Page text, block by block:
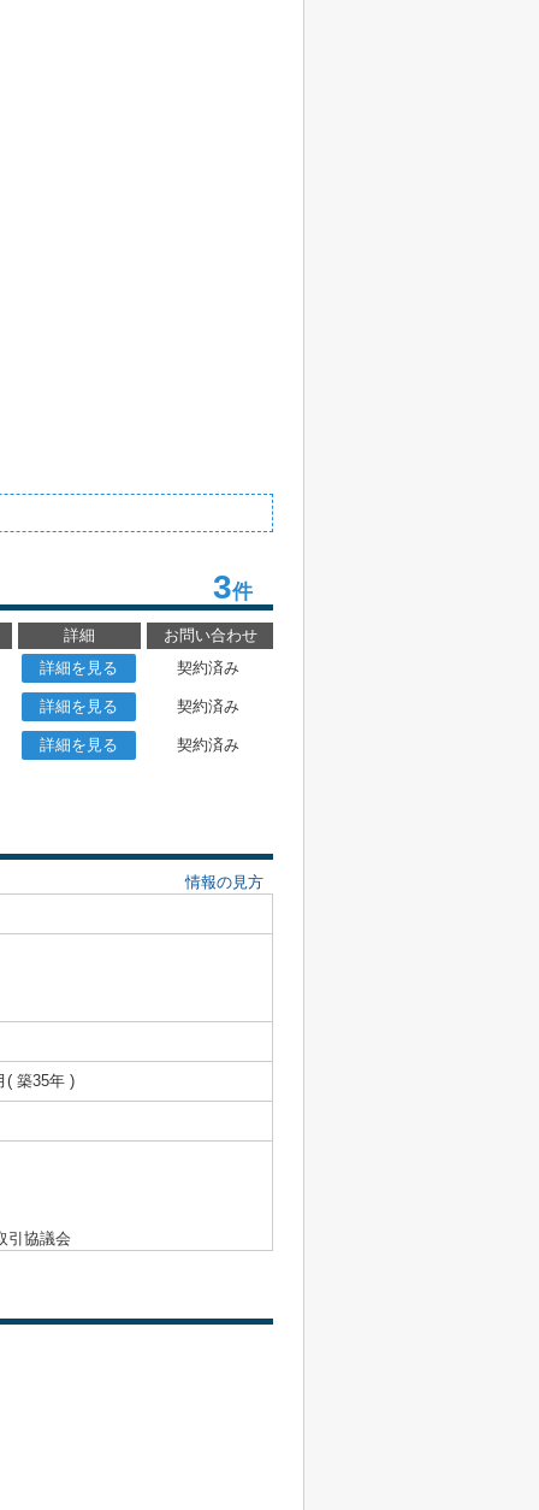
3件
詳細
お問い合わせ
詳細を見る
契約済み
詳細を見る 契約済み
詳細を見る 契約済み
情報の見方
( 築35年 )
引協議会